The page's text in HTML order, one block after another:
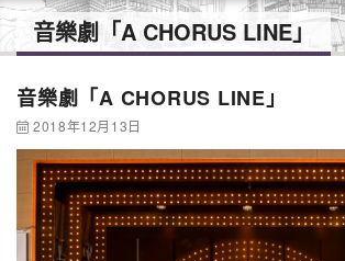
音樂劇「A CHORUS LINE」
音樂劇「A CHORUS LINE」
2018年12月13日